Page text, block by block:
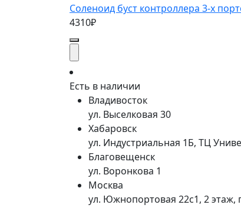
Соленоид буст контроллера 3-х
4310₽
Есть в наличии
Владивосток
ул. Выселковая 30
Хабаровск
ул. Индустриальная 1Б, ТЦ
Благовещенск
ул. Воронкова 1
Москва
ул. Южнопортовая 22с1, 2 этаж,